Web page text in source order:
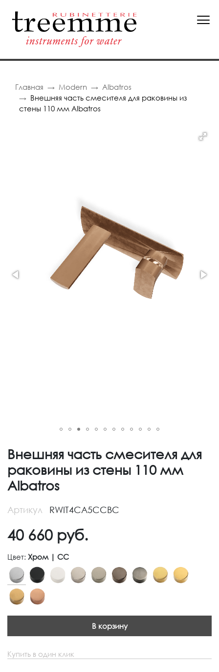
Главная Modern
Albatros
Внешняя часть смесителя для раковины из
стены 110 мм Albatros
Внешняя часть смесителя для
раковины из стены 110 мм
Albatros
Артикул RWIT4CA5CCBC
40 660 руб.
Цвет: Хром | CC
В корзину
Купить в один клик